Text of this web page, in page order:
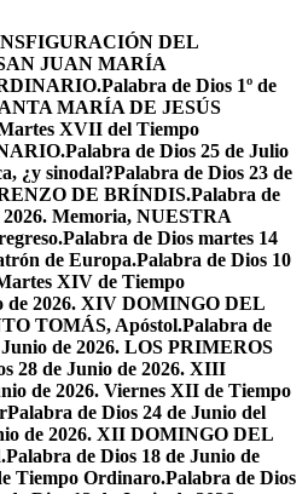
DEL
SAN JUAN MARÍA
Palabra de Dios 1º de
MARÍA DE JESÚS
XVII del Tiempo
Palabra de Dios 25 de Julio
¿y sinodal?Palabra de Dios 23 de
DE BRÍNDIS.Palabra de
2026. Memoria, NUESTRA
Palabra de Dios martes 14
de Europa.Palabra de Dios 10
XIV de Tiempo
de 2026. XIV DOMINGO DEL
TOMÁS, Apóstol.Palabra de
de 2026. LOS PRIMEROS
28 de Junio de 2026. XIII
de 2026. Viernes XII de Tiempo
Palabra de Dios 24 de Junio del
de 2026. XII DOMINGO DEL
Palabra de Dios 18 de Junio de
Tiempo Ordinaro.Palabra de Dios